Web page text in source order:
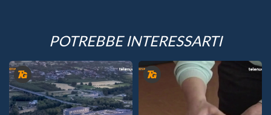
POTREBBE INTERESSARTI